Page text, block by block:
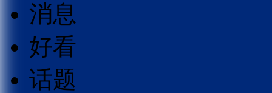
消息
好看
话题